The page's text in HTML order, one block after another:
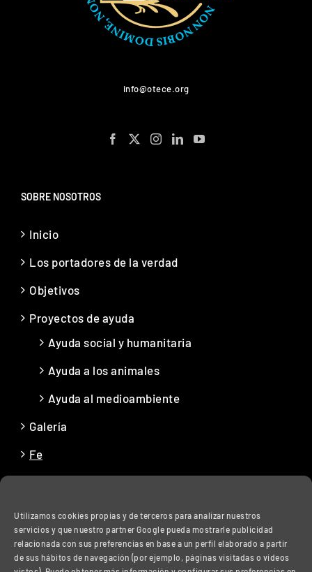
Utilizamos cookies propias y de terceros para analizar nuestros
servicios y que nuestro partner Google pueda mostrarle publicidad
relacionada con sus preferencias en base a un perfil elaborado a partir
de sus hábitos de navegación (por ejemplo, páginas visitadas o videos
info@otece.org
SOBRE NOSOTROS
Inicio
Los portadores de la verdad
Objetivos
Proyectos de ayuda
Ayuda social y humanitaria
Ayuda a los animales
Ayuda al medioambiente
Galería
Fe
INFORMACIÓN LEGAL